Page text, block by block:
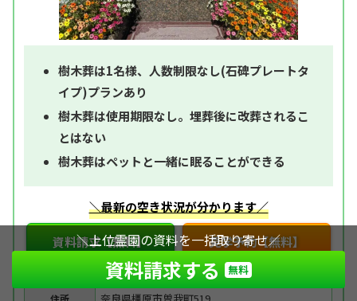
樹木葬は1名様、人数制限なし(石碑プレートタ
イプ)プランあり
樹木葬は使用期限なし。埋葬後に改葬されるこ
とはない
樹木葬はペットと一緒に眠ることができる
＼最新の空き状況が分かります／
資料請求【無料】 見学予約【無料】
住所
＼上位霊園の資料を一括取り寄せ／
資料請求する 無料